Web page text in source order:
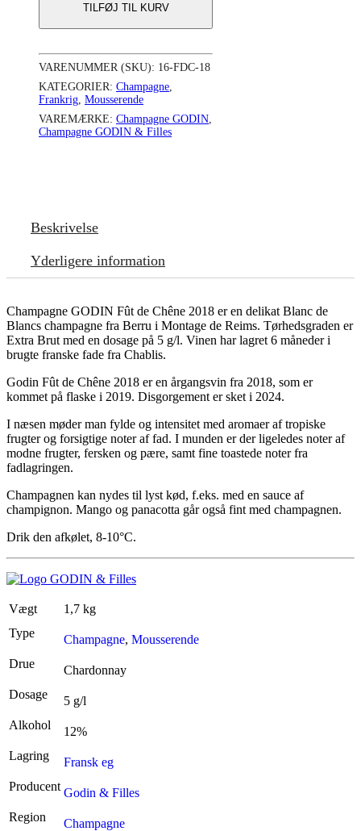
Chêne
2018
TILFØJ TIL KURV
VARENUMMER (SKU): 16-FDC-18
KATEGORIER: Champagne
Frankrig Mousserende
VAREMÆRKE: Champagne GODIN
Champagne GODIN & Filles
Beskrivelse
Yderligere information
Champagne GODIN Fût de Chêne 2018 er en delikat Blanc de
Blancs champagne fra Berru i Montage de Reims. Tørhedsgraden er
Extra Brut med en dosage på 5 g/l. Vinen har lagret 6 måneder i
brugte franske fade fra Chablis.
Godin Fût de Chêne 2018 er en årgangsvin fra 2018, som er
kommet på flaske i 2019. Disgorgement er sket i 2024.
I næsen møder man fylde og intensitet med aromaer af tropiske
frugter og forsigtige noter af fad. I munden er der ligeledes noter af
modne frugter, fersken og pære, samt fine toastede noter fra
fadlagringen.
Champagnen kan nydes til lyst kød, f.eks. med en sauce af
champignon. Mango og panacotta går også fint med champagnen.
Drik den afkølet, 8-10°C.
Vægt
1,7 kg
Type
Champagne, Mousserende
Drue
Chardonnay
Dosage
5 g/l
Alkohol
12%
Lagring
Fransk eg
Producent Godin & Filles
Region
Champagne